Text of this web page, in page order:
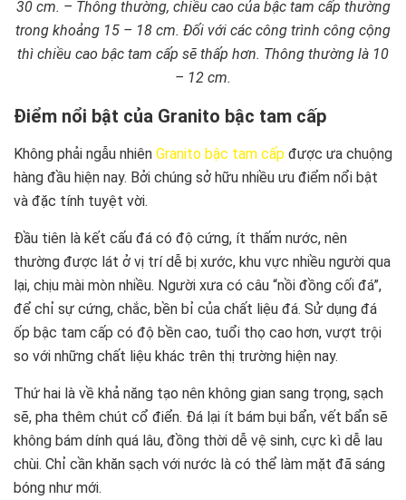
30 cm. – Thông thường, chiều cao của bậc tam cấp thường
trong khoảng 15 – 18 cm. Đối với các công trình công cộng
thì chiều cao bậc tam cấp sẽ thấp hơn. Thông thường là 10
– 12 cm.
Điểm nổi bật của Granito bậc tam cấp
Không phải ngẫu nhiên Granito bậc tam cấp được ưa chuộng
hàng đầu hiện nay. Bởi chúng sở hữu nhiều ưu điểm nổi bật
và đặc tính tuyệt vời.
Đầu tiên là kết cấu đá có độ cứng, ít thấm nước, nên
thường được lát ở vị trí dễ bị xước, khu vực nhiều người qua
lại, chịu mài mòn nhiều. Người xưa có câu “nồi đồng cối đá”,
để chỉ sự cứng, chắc, bền bỉ của chất liệu đá. Sử dụng đá
ốp bậc tam cấp có độ bền cao, tuổi thọ cao hơn, vượt trội
so với những chất liệu khác trên thị trường hiện nay.
Thứ hai là về khả năng tạo nên không gian sang trọng, sạch
sẽ, pha thêm chút cổ điển. Đá lại ít bám bụi bẩn, vết bẩn sẽ
không bám dính quá lâu, đồng thời dễ vệ sinh, cực kì dễ lau
chùi. Chỉ cần khăn sạch với nước là có thể làm mặt đã sáng
bóng như mới.